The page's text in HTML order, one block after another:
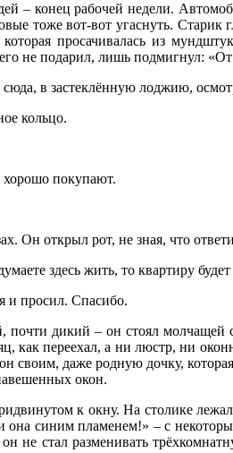
конец рабочей недели.
тоже вот-вот угаснуть.
просачивалась из
не подарил, лишь подмигнул:
в застеклённую лоджию,
кольцо.
хорошо покупают.
Он открыл рот, не зная, что
здесь жить, то квартиру
и просил. Спасибо.
дикий – он стоял молчащей
как переехал, а ни люстр, ни
своим, даже родную дочку,
окон.
к окну. На столике
она синим пламенем!» – с
не стал разменивать